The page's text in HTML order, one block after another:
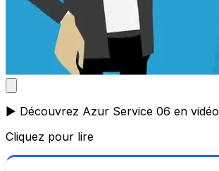
▶️ Découvrez Azur Service 06 en vidéo
Cliquez pour lire